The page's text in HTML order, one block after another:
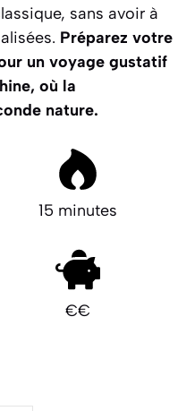
sans avoir à
Préparez votre
un voyage gustatif
où la
nature.
15 minutes
€€